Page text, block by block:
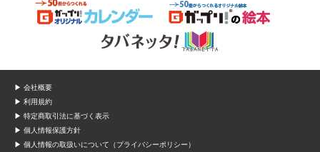
▶ 会社概要
▶ 利用規約
▶ 特定商取引法に基づく表示
▶ 個人情報保護方針
▶ 個人情報の取扱いについて（プライバシーポリシー）